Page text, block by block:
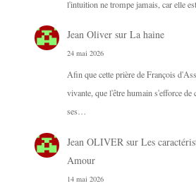
l'intuition ne trompe jamais, car elle
Jean Oliversur La haine
24 mai 2026
Afin que cette prière de François
vivante, que l'être humain s'efforce de
ses…
Jean OLIVER sur Les
Amour
14 mai 2026